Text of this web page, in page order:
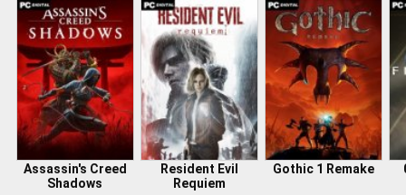
Assassin's Creed
Shadows
Resident Evil
Requiem
Gothic 1 Remake